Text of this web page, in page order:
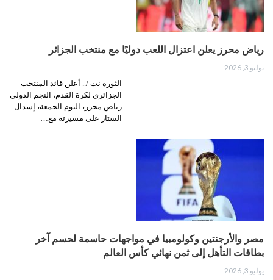
رياض محرز يعلن اعتزال اللعب دوليًا مع منتخب الجزائر
يوليو 3, 2026
الثورة نت /.. أعلن قائد المنتخب
الجزائري لكرة القدم، النجم الدولي
رياض محرز، اليوم الجمعة، إسدال
الستار على مسيرته مع…
مصر والأرجنتين وكولومبيا في مواجهات حاسمة لحسم آخر
بطاقات التأهل إلى ثمن نهائي كأس العالم
يوليو 3, 2026